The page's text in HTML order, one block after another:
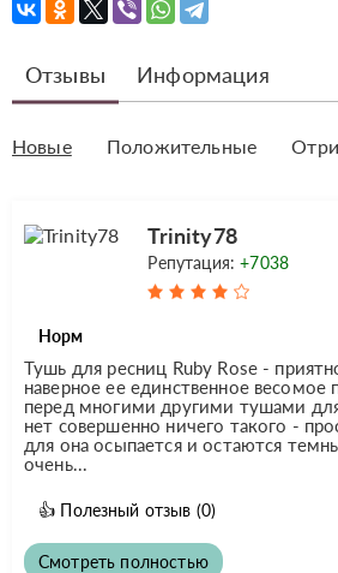
Отзывы Информация
Новые Положительные
Trinity78
Репутация:+7038
Норм
Тушь для ресниц Ruby Rose -
наверное ее единственное весомое
перед многими другими тушами
нет совершенно ничего такого -
для она осыпается и остаются
очень...
👍 Полезный отзыв (0)
Смотреть полностью